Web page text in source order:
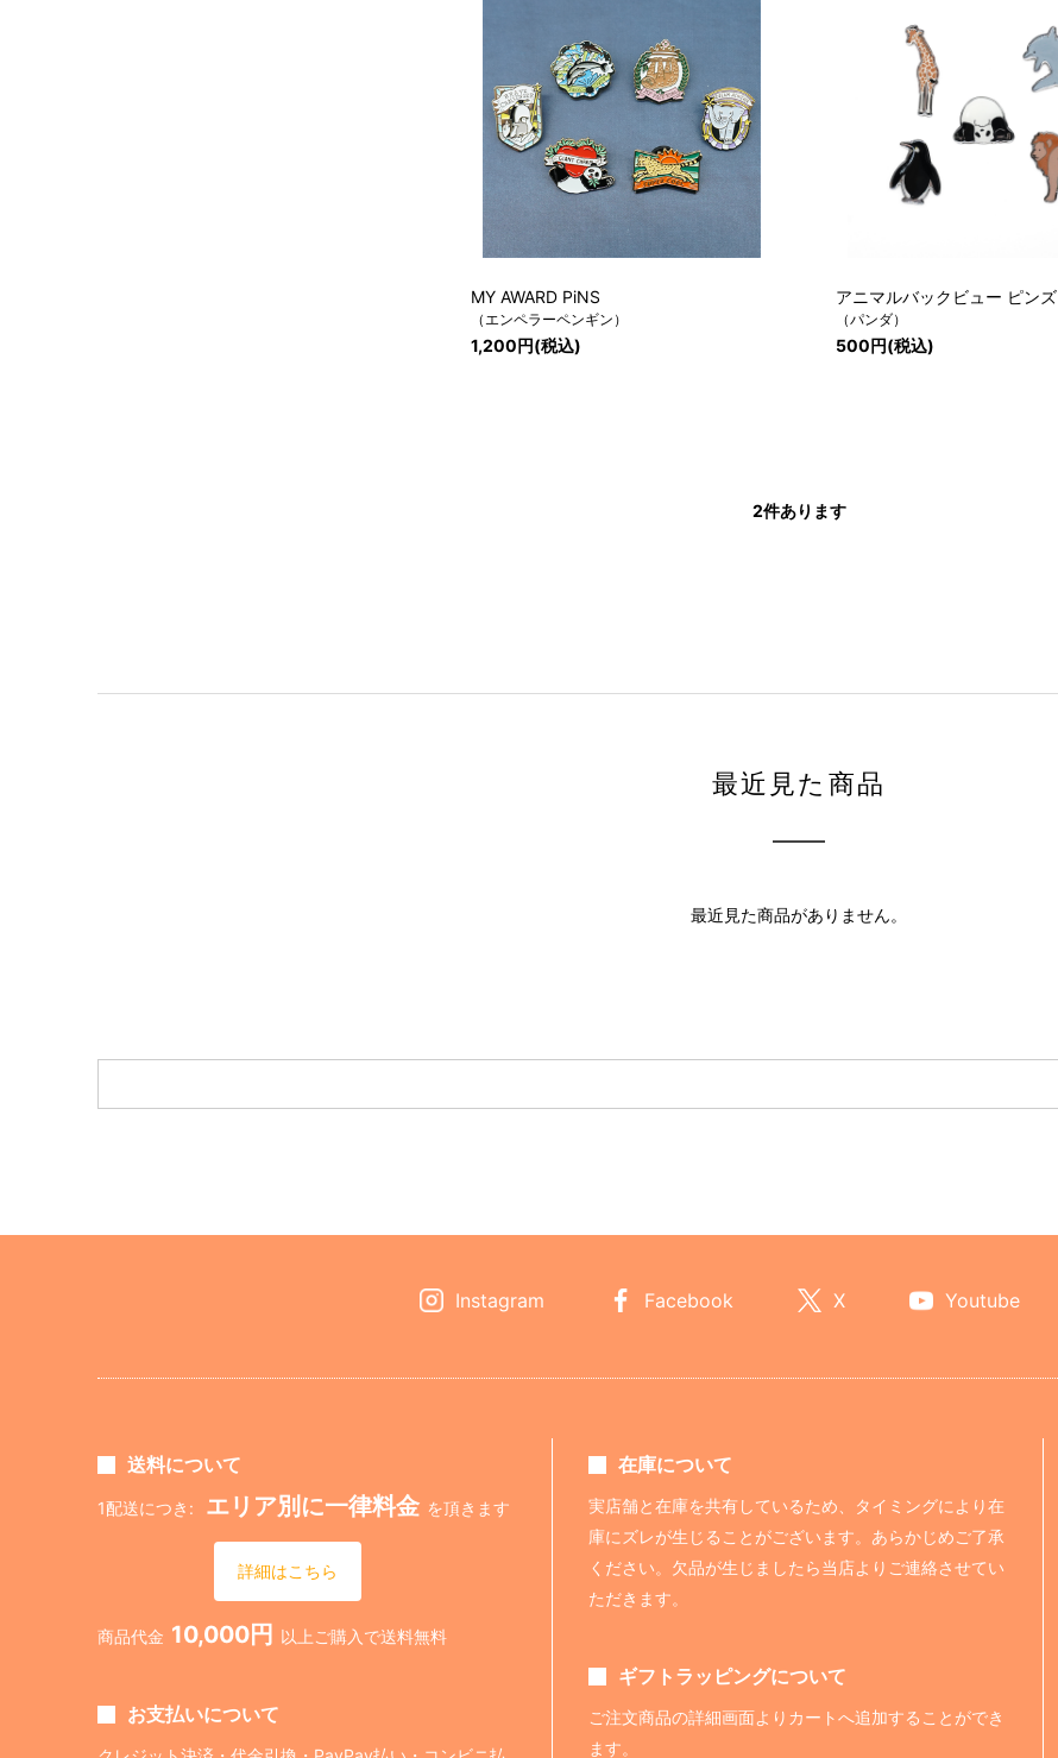
MY AWARD PiNS
（エンペラーペンギン）
1,200円(税込)
アニマルバックビュー ピンズ
（パンダ）
500円(税込)
2件あります
最近見た商品
最近見た商品がありません。
Instagram Facebook X Youtube
送料について
1配送につき: エリア別に一律料金 を頂きます
詳細はこちら
商品代金 10,000円 以上ご購入で送料無料
お支払いについて
在庫について
実店舗と在庫を共有しているため、タイミングにより在
庫にズレが生じることがございます。あらかじめご了承
ください。欠品が生じましたら当店よりご連絡させてい
ただきます。
ギフトラッピングについて
ご注文商品の詳細画面よりカートへ追加することができ
ます。